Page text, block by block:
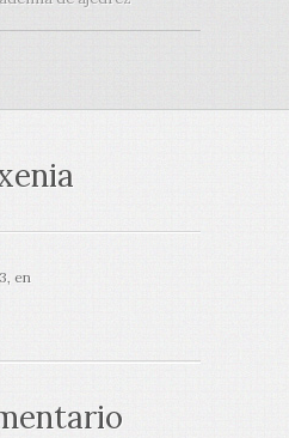
, en